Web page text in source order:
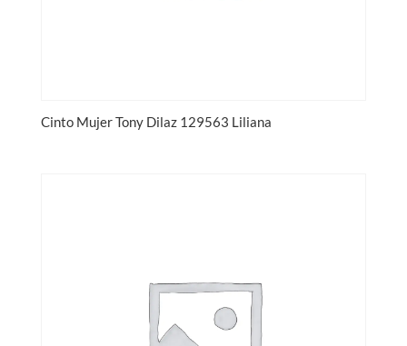
Cinto Mujer Tony Dilaz 129563 Liliana